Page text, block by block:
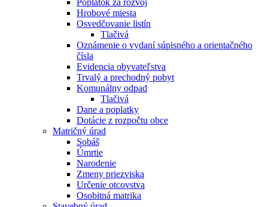
Poplatok za rozvoj
Hrobové miesta
Osvedčovanie listín
Tlačivá
Oznámenie o vydaní súpisného a orientačného
čísla
Evidencia obyvateľstva
Trvalý a prechodný pobyt
Komunálny odpad
Tlačivá
Dane a poplatky
Dotácie z rozpočtu obce
Matričný úrad
Sobáš
Úmrtie
Narodenie
Zmeny priezviska
Určenie otcovstva
Osobitná matrika